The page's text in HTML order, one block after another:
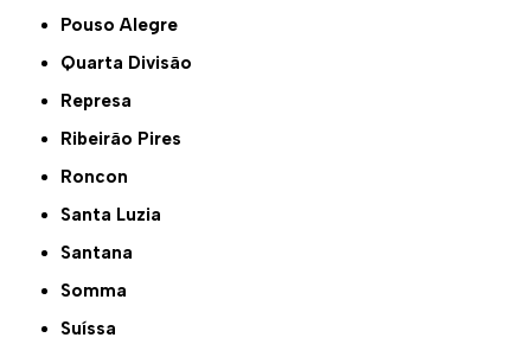
Pouso Alegre
Quarta Divisão
Represa
Ribeirão Pires
Roncon
Santa Luzia
Santana
Somma
Suíssa